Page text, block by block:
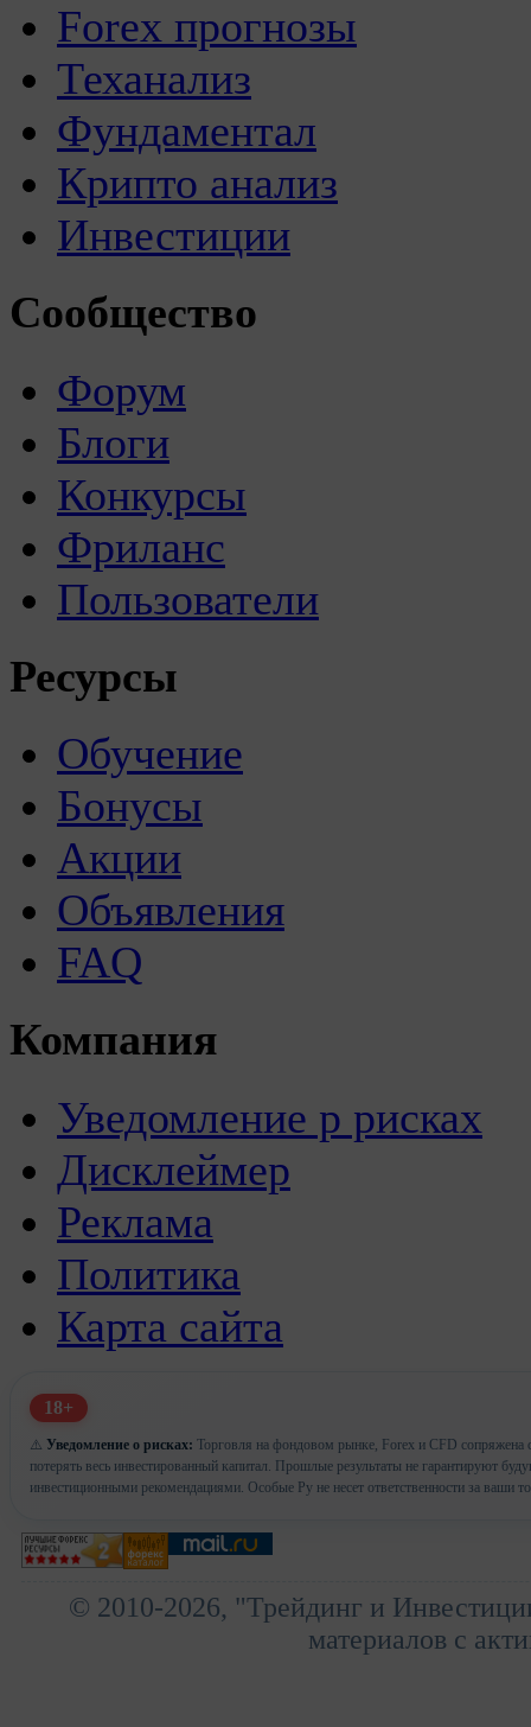
Forex прогнозы
Теханализ
Фундаментал
Крипто анализ
Инвестиции
Сообщество
Форум
Блоги
Конкурсы
Фриланс
Пользователи
Ресурсы
Обучение
Бонусы
Акции
Объявления
FAQ
Компания
Уведомление р рисках
Дисклеймер
Реклама
Политика
Карта сайта
18+
⚠️ Уведомление о рисках: Торговля на фондовом рынке, Forex и CFD сопряжена
потерять весь инвестированный капитал. Прошлые результаты не гарантируют
инвестиционными рекомендациями. Особые Ру не несет ответственности за ваши
© 2010-2026, "Трейдинг и
материалов с